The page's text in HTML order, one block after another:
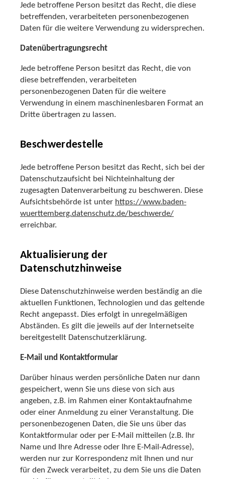
Jede betroffene Person besitzt das Recht, die diese
betreffenden, verarbeiteten personenbezogenen
Daten für die weitere Verwendung zu widersprechen.
Datenübertragungsrecht
Jede betroffene Person besitzt das Recht, die von
diese betreffenden, verarbeiteten
personenbezogenen Daten für die weitere
Verwendung in einem maschinenlesbaren Format an
Dritte übertragen zu lassen.
Beschwerdestelle
Jede betroffene Person besitzt das Recht, sich bei der
Datenschutzaufsicht bei Nichteinhaltung der
zugesagten Datenverarbeitung zu beschweren. Diese
Aufsichtsbehörde ist unter https://www.baden-
wuerttemberg.datenschutz.de/beschwerde/
erreichbar.
Aktualisierung der
Datenschutzhinweise
Diese Datenschutzhinweise werden beständig an die
aktuellen Funktionen, Technologien und das geltende
Recht angepasst. Dies erfolgt in unregelmäßigen
Abständen. Es gilt die jeweils auf der Internetseite
bereitgestellt Datenschutzerklärung.
E-Mail und Kontaktformular
Darüber hinaus werden persönliche Daten nur dann
gespeichert, wenn Sie uns diese von sich aus
angeben, z.B. im Rahmen einer Kontaktaufnahme
oder einer Anmeldung zu einer Veranstaltung. Die
personenbezogenen Daten, die Sie uns über das
Kontaktformular oder per E-Mail mitteilen (z.B. Ihr
Name und Ihre Adresse oder Ihre E-Mail-Adresse),
werden nur zur Korrespondenz mit Ihnen und nur
für den Zweck verarbeitet, zu dem Sie uns die Daten